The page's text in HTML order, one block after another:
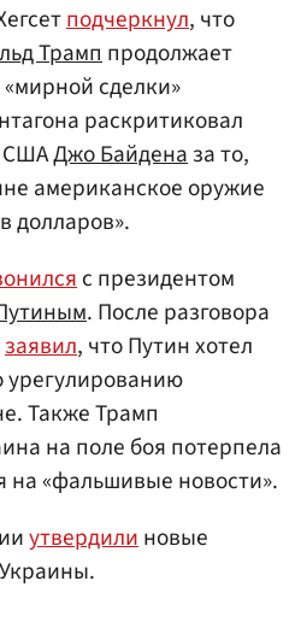
подчеркнул, что
Трамппродолжает
сделки»
раскритиковал
СШАДжо Байденаза то,
американское оружие
долларов».
с президентом
. После разговора
заявил, что Путин хотел
Также Трамп
на поле боя потерпела
«фальшивые новости».
утвердилиновые